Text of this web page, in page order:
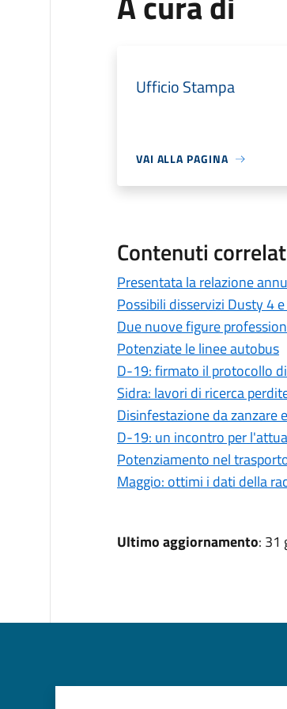
Ufficio Stampa
VAI ALLA PAGINA
Contenuti
Presentata la relazione
Possibili disservizi Dusty 4
Due nuove figure
Potenziate le linee autobus
D-19: firmato il protocollo
Sidra: lavori di ricerca
Disinfestazione da zanzare
D-19: un incontro per
Potenziamento nel
Maggio: ottimi i dati della
Ultimo aggiornamento: 31